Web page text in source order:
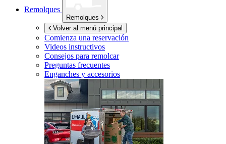
Remolques
Remolques
Volver al menú principal
Comienza una reservación
Videos instructivos
Consejos para remolcar
Preguntas frecuentes
Enganches y accesorios